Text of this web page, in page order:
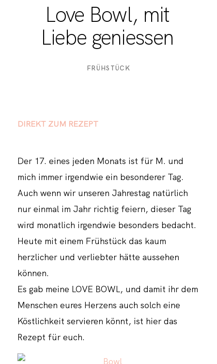
Love Bowl, mit
Liebe geniessen
FRÜHSTÜCK
DIREKT ZUM REZEPT
Der 17. eines jeden Monats ist für M. und
mich immer irgendwie ein besonderer Tag.
Auch wenn wir unseren Jahrestag natürlich
nur einmal im Jahr richtig feiern, dieser Tag
wird monatlich irgendwie besonders bedacht.
Heute mit einem Frühstück das kaum
herzlicher und verliebter hätte aussehen
können.
Es gab meine LOVE BOWL, und damit ihr dem
Menschen eures Herzens auch solch eine
Köstlichkeit servieren könnt, ist hier das
Rezept für euch.